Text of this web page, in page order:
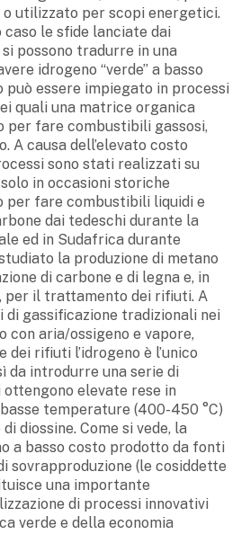
o utilizzato per scopi energetici.
caso le sfide lanciate dai
possono tradurre in una
idrogeno “verde” a basso
può essere impiegato in processi
quali una matrice organica
per fare combustibili gassosi,
A causa dell’elevato costo
sono stati realizzati su
in occasioni storiche
per fare combustibili liquidi e
dai tedeschi durante la
ed in Sudafrica durante
studiato la produzione di metano
di carbone e di legna e, in
per il trattamento dei rifiuti. A
gassificazione tradizionali nei
con aria/ossigeno e vapore,
rifiuti l’idrogeno è l’unico
da introdurre una serie di
elevate rese in
temperature (400-450 °C)
diossine. Come si vede, la
a basso costo prodotto da fonti
sovrapproduzione (le cosiddette
una importante
di processi innovativi
verde e della economia